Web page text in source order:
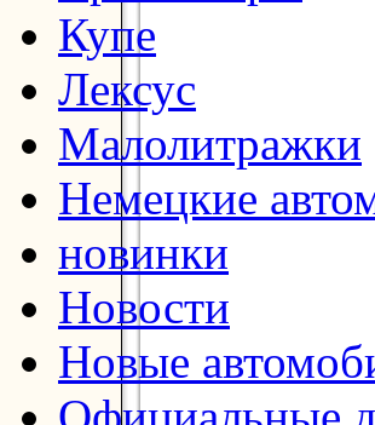
Купе
Лексус
Малолитражки
Немецкие
новинки
Новости
Новые